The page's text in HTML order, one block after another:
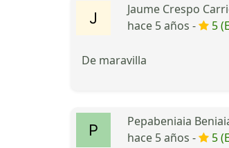
Jaume Crespo
hace 5 años -
5
De maravilla
Pepabeniaia
hace 5 años -
5